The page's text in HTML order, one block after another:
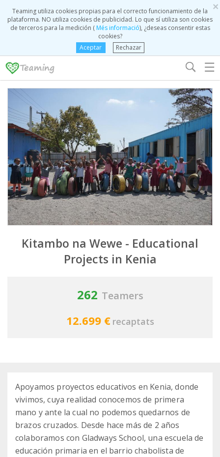
×
Teaming utiliza cookies propias para el correcto funcionamiento de la
plataforma. NO utiliza cookies de publicidad. Lo que sí utiliza son cookies
de terceros para la medición (Més informació), ¿deseas consentir estas
cookies?
Aceptar
Rechazar
☰
Kitambo na Wewe - Educational
Projects in Kenia
262 Teamers
12.699 € recaptats
Apoyamos proyectos educativos en Kenia, donde
vivimos, cuya realidad conocemos de primera
mano y ante la cual no podemos quedarnos de
brazos cruzados. Desde hace más de 2 años
colaboramos con Gladways School, una escuela de
educación primaria en el barrio chabolista de